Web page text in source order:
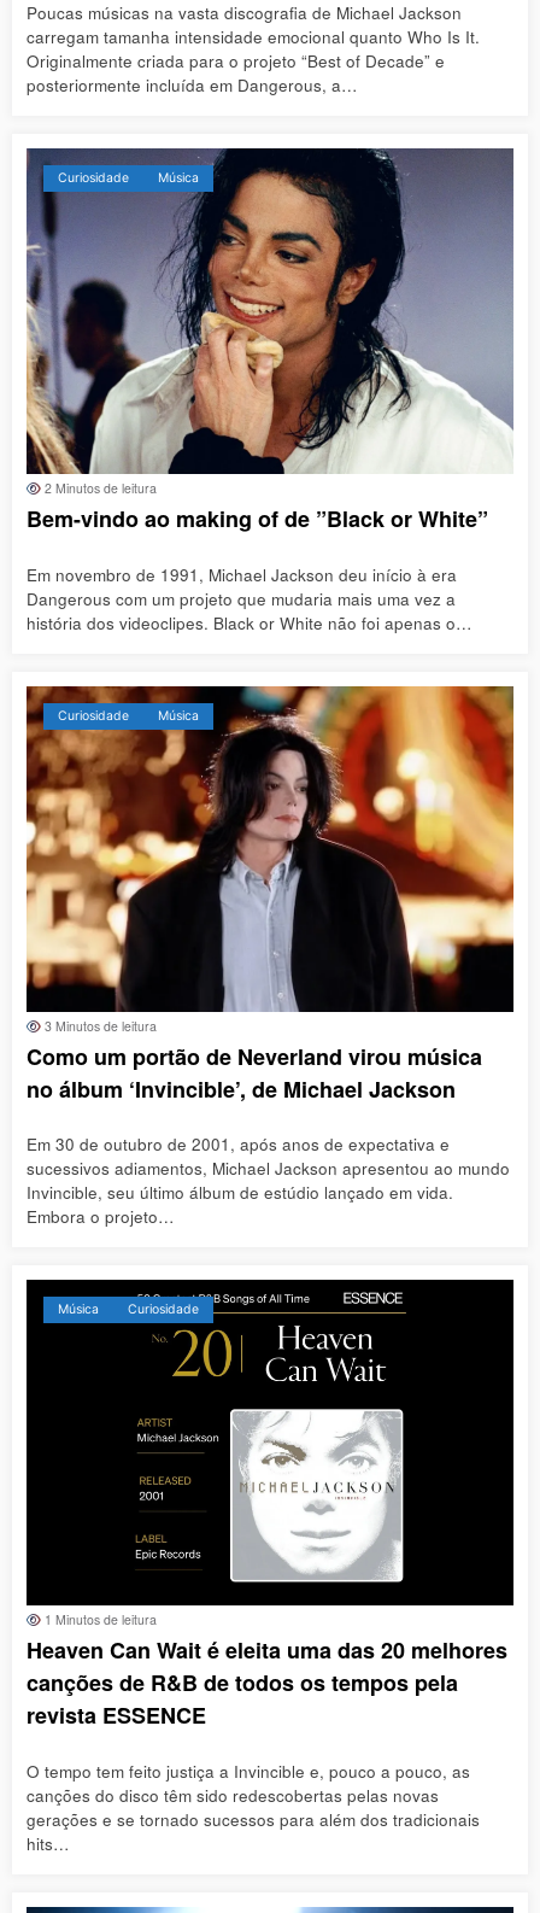
Poucas músicas na vasta discografia de Michael Jackson
carregam tamanha intensidade emocional quanto Who Is It.
Originalmente criada para o projeto “Best of Decade” e
posteriormente incluída em Dangerous, a…
Curiosidade Música
2 Minutos de leitura
Bem-vindo ao making of de ”Black or White”
Em novembro de 1991, Michael Jackson deu início à era
Dangerous com um projeto que mudaria mais uma vez a
história dos videoclipes. Black or White não foi apenas o…
Curiosidade Música
3 Minutos de leitura
Como um portão de Neverland virou música
no álbum ‘Invincible’, de Michael Jackson
Em 30 de outubro de 2001, após anos de expectativa e
sucessivos adiamentos, Michael Jackson apresentou ao mundo
Invincible, seu último álbum de estúdio lançado em vida.
Embora o projeto…
Música Curiosidade
1 Minutos de leitura
Heaven Can Wait é eleita uma das 20 melhores
canções de R&B de todos os tempos pela
revista ESSENCE
O tempo tem feito justiça a Invincible e, pouco a pouco, as
canções do disco têm sido redescobertas pelas novas
gerações e se tornado sucessos para além dos tradicionais
hits…